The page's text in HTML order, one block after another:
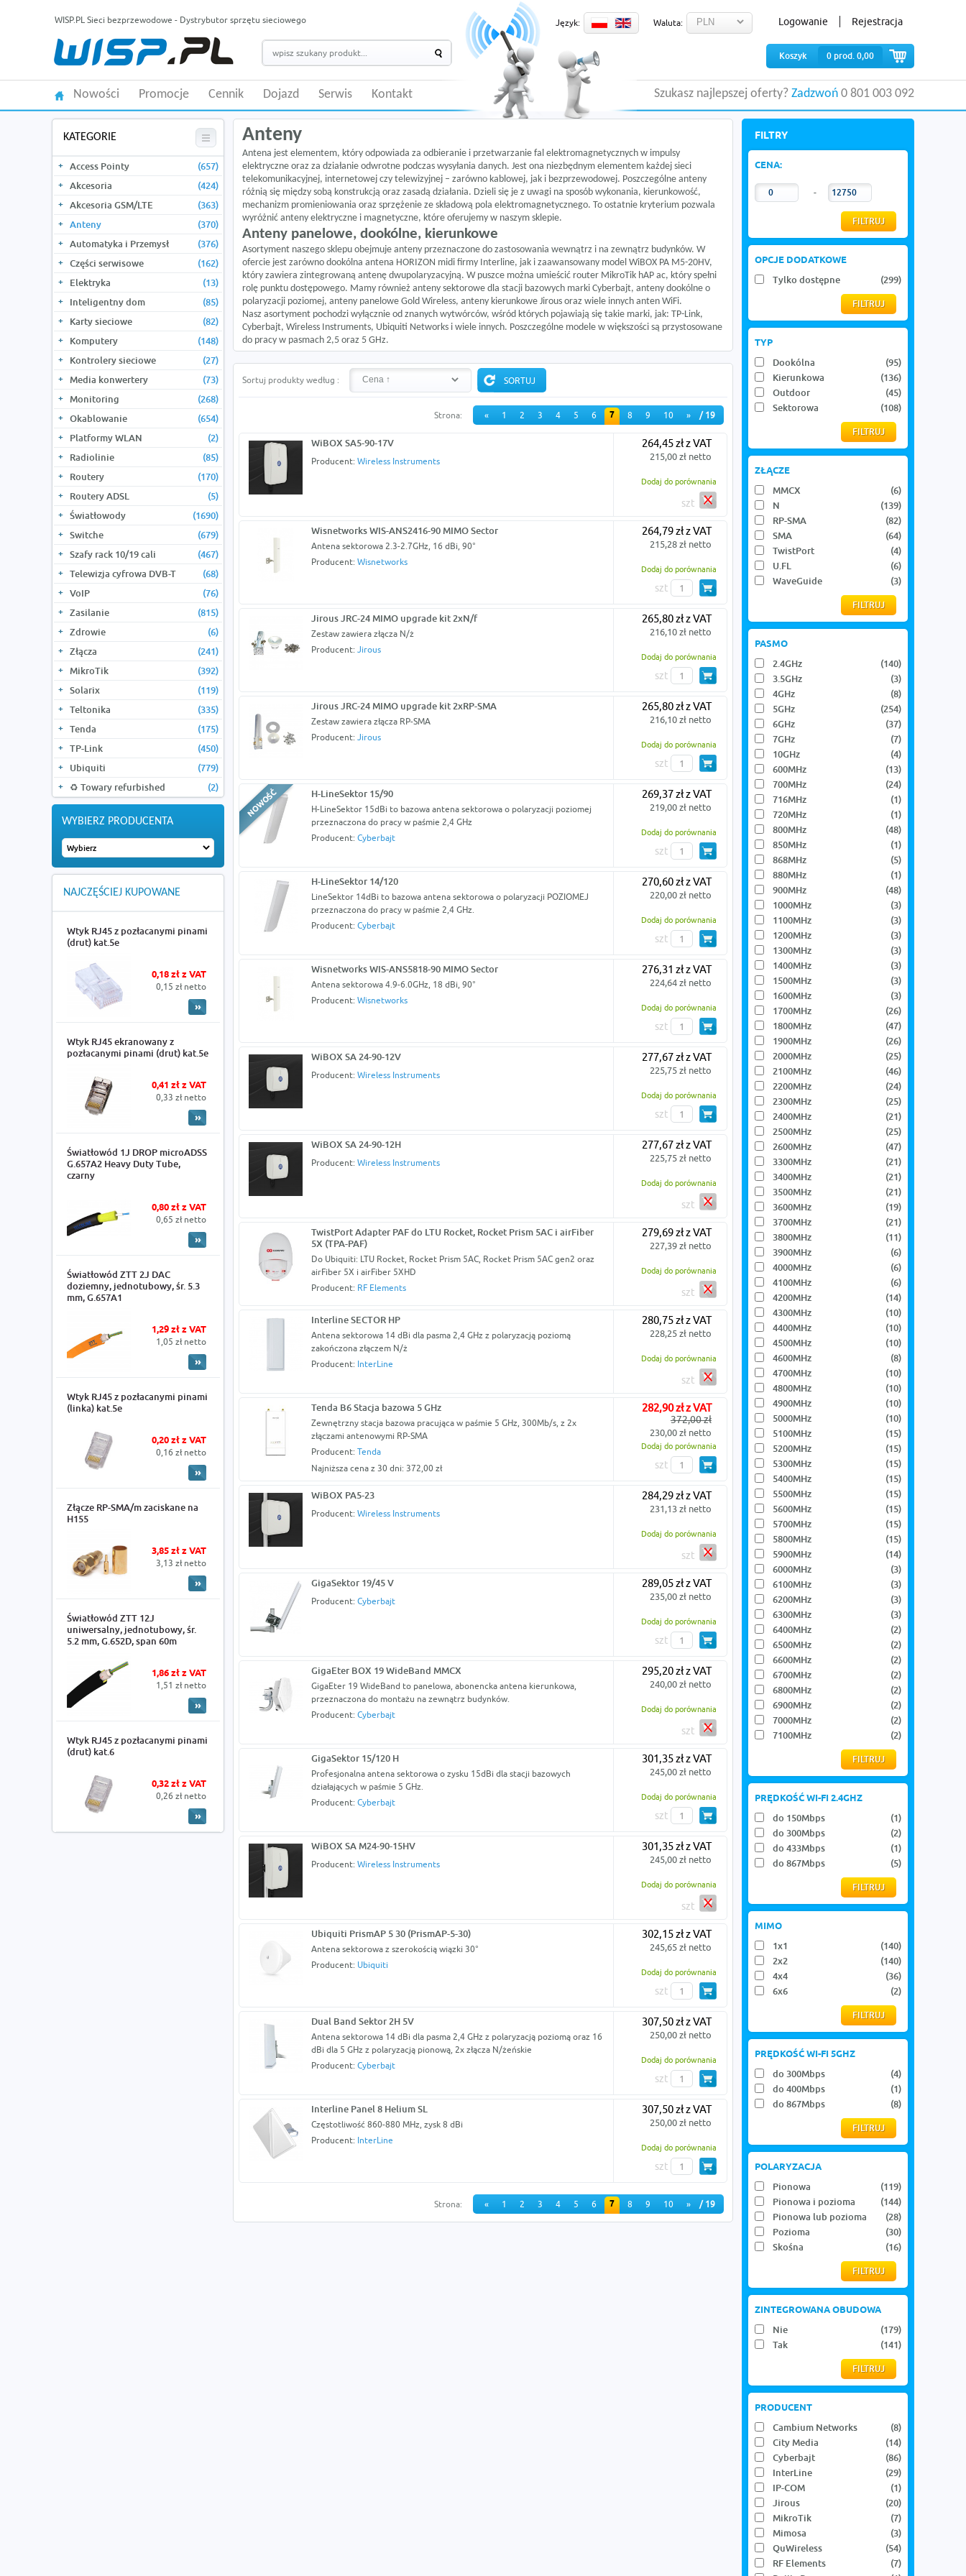
WISP.PL Sieci bezprzewodowe - Dystrybutor sprzętu sieciowego Język: Waluta: Logowanie Rejestracja
Koszyk 0 prod. 0,00
Szukasz najlepszej oferty? Zadzwoń 0 801 003 092
Nowości Promocje Cennik Dojazd Serwis Kontakt
KATEGORIE
Access Pointy
(657)
Akcesoria
(424)
Akcesoria GSM/LTE
(363)
Anteny
(370)
Automatyka i Przemysł
(376)
Części serwisowe
(162)
Elektryka
(13)
Inteligentny dom
(85)
Karty sieciowe
(82)
Komputery
(148)
Kontrolery sieciowe
(27)
Media konwertery
(73)
Monitoring
(268)
Okablowanie
(654)
Platformy WLAN
(2)
Radiolinie
(85)
Routery
(170)
Routery ADSL
(5)
Światłowody
(1690)
Switche
(679)
Szafy rack 10/19 cali
(467)
Telewizja cyfrowa DVB-T
(68)
VoIP
(76)
Zasilanie
(815)
Zdrowie
(6)
Złącza
(241)
MikroTik
(392)
Solarix
(119)
Teltonika
(335)
Tenda
(175)
TP-Link
(450)
Ubiquiti
(779)
♻️ Towary refurbished
(2)
WYBIERZ PRODUCENTA
NAJCZĘŚCIEJ KUPOWANE
Wtyk RJ45 z pozłacanymi pinami
(drut) kat.5e
0,18 zł z VAT
0,15 zł netto
Wtyk RJ45 ekranowany z
pozłacanymi pinami (drut) kat.5e
0,41 zł z VAT
0,33 zł netto
Światłowód 1J DROP microADSS
G.657A2 Heavy Duty Tube,
czarny
0,80 zł z VAT
0,65 zł netto
Światłowód ZTT 2J DAC
doziemny, jednotubowy, śr. 5.3
mm, G.657A1
1,29 zł z VAT
1,05 zł netto
Wtyk RJ45 z pozłacanymi pinami
(linka) kat.5e
0,20 zł z VAT
0,16 zł netto
Złącze RP-SMA/m zaciskane na
H155
3,85 zł z VAT
3,13 zł netto
Światłowód ZTT 12J
uniwersalny, jednotubowy, śr.
5.2 mm, G.652D, span 60m
1,86 zł z VAT
1,51 zł netto
Wtyk RJ45 z pozłacanymi pinami
(drut) kat.6
0,32 zł z VAT
0,26 zł netto
Anteny
Antena jest elementem, który odpowiada za odbieranie i przetwarzanie fal elektromagnetycznych w impulsy
elektryczne oraz za działanie odwrotne podczas wysyłania danych. Jest ona niezbędnym elementem każdej sieci
telekomunikacyjnej, internetowej czy telewizyjnej – zarówno kablowej, jak i bezprzewodowej. Poszczególne anteny
różnią się między sobą konstrukcją oraz zasadą działania. Dzieli się je z uwagi na sposób wykonania, kierunkowość,
mechanizm promieniowania oraz sprzężenie ze składową pola elektromagnetycznego. To ostatnie kryterium pozwala
wyróżnić anteny elektryczne i magnetyczne, które oferujemy w naszym sklepie.
Anteny panelowe, dookólne, kierunkowe
Asortyment naszego sklepu obejmuje anteny przeznaczone do zastosowania wewnątrz i na zewnątrz budynków. W
ofercie jest zarówno dookólna antena HORIZON midi firmy Interline, jak i zaawansowany model WiBOX PA M5-20HV,
który zawiera zintegrowaną antenę dwupolaryzacyjną. W puszce można umieścić router MikroTik hAP ac, który spełni
rolę punktu dostępowego. Mamy również anteny sektorowe dla stacji bazowych marki Cyberbajt, anteny dookólne o
polaryzacji poziomej, anteny panelowe Gold Wireless, anteny kierunkowe Jirous oraz wiele innych anten WiFi.
Nasz asortyment pochodzi wyłącznie od znanych wytwórców, wśród których pojawiają się takie marki, jak: TP-Link,
Cyberbajt, Wireless Instruments, Ubiquiti Networks i wiele innych. Poszczególne modele w większości są przystosowane
do pracy w pasmach 2,5 oraz 5 GHz.
Sortuj produkty według :
Strona: « 1 2 3 4 5 6 7 8 9 10 » / 19
WiBOX SA5-90-17V
Producent: Wireless Instruments
264,45 zł z VAT
215,00 zł netto
Dodaj do porównania
szt
Wisnetworks WIS-ANS2416-90 MIMO Sector
Antena sektorowa 2.3-2.7GHz, 16 dBi, 90°
Producent: Wisnetworks
264,79 zł z VAT
215,28 zł netto
Dodaj do porównania
szt
Jirous JRC-24 MIMO upgrade kit 2xN/f
Zestaw zawiera złącza N/ż
Producent: Jirous
265,80 zł z VAT
216,10 zł netto
Dodaj do porównania
szt
Jirous JRC-24 MIMO upgrade kit 2xRP-SMA
Zestaw zawiera złącza RP-SMA
Producent: Jirous
265,80 zł z VAT
216,10 zł netto
Dodaj do porównania
szt
H-LineSektor 15/90
H-LineSektor 15dBi to bazowa antena sektorowa o polaryzacji poziomej
przeznaczona do pracy w paśmie 2,4 GHz
Producent: Cyberbajt
269,37 zł z VAT
219,00 zł netto
Dodaj do porównania
szt
H-LineSektor 14/120
LineSektor 14dBi to bazowa antena sektorowa o polaryzacji POZIOMEJ
przeznaczona do pracy w paśmie 2,4 GHz.
Producent: Cyberbajt
270,60 zł z VAT
220,00 zł netto
Dodaj do porównania
szt
Wisnetworks WIS-ANS5818-90 MIMO Sector
Antena sektorowa 4.9-6.0GHz, 18 dBi, 90°
Producent: Wisnetworks
276,31 zł z VAT
224,64 zł netto
Dodaj do porównania
szt
WiBOX SA 24-90-12V
Producent: Wireless Instruments
277,67 zł z VAT
225,75 zł netto
Dodaj do porównania
szt
WiBOX SA 24-90-12H
Producent: Wireless Instruments
277,67 zł z VAT
225,75 zł netto
Dodaj do porównania
szt
TwistPort Adapter PAF do LTU Rocket, Rocket Prism 5AC i airFiber
5X (TPA-PAF)
Do Ubiquiti: LTU Rocket, Rocket Prism 5AC, Rocket Prism 5AC gen2 oraz
airFiber 5X i airFiber 5XHD
Producent: RF Elements
279,69 zł z VAT
227,39 zł netto
Dodaj do porównania
szt
Interline SECTOR HP
Antena sektorowa 14 dBi dla pasma 2,4 GHz z polaryzacją poziomą
zakończona złączem N/ż
Producent: InterLine
280,75 zł z VAT
228,25 zł netto
Dodaj do porównania
szt
Tenda B6 Stacja bazowa 5 GHz
Zewnętrzny stacja bazowa pracująca w paśmie 5 GHz, 300Mb/s, z 2x
złączami antenowymi RP-SMA
Producent: Tenda
Najniższa cena z 30 dni: 372,00 zł
282,90 zł z VAT
372,00 zł
230,00 zł netto
Dodaj do porównania
szt
WiBOX PA5-23
Producent: Wireless Instruments
284,29 zł z VAT
231,13 zł netto
Dodaj do porównania
szt
GigaSektor 19/45 V
Producent: Cyberbajt
289,05 zł z VAT
235,00 zł netto
Dodaj do porównania
szt
GigaEter BOX 19 WideBand MMCX
GigaEter 19 WideBand to panelowa, abonencka antena kierunkowa,
przeznaczona do montażu na zewnątrz budynków.
Producent: Cyberbajt
295,20 zł z VAT
240,00 zł netto
Dodaj do porównania
szt
GigaSektor 15/120 H
Profesjonalna antena sektorowa o zysku 15dBi dla stacji bazowych
działających w paśmie 5 GHz.
Producent: Cyberbajt
301,35 zł z VAT
245,00 zł netto
Dodaj do porównania
szt
WiBOX SA M24-90-15HV
Producent: Wireless Instruments
301,35 zł z VAT
245,00 zł netto
Dodaj do porównania
szt
Ubiquiti PrismAP 5 30 (PrismAP-5-30)
Antena sektorowa z szerokością wiązki 30°
Producent: Ubiquiti
302,15 zł z VAT
245,65 zł netto
Dodaj do porównania
szt
Dual Band Sektor 2H 5V
Antena sektorowa 14 dBi dla pasma 2,4 GHz z polaryzacją poziomą oraz 16
dBi dla 5 GHz z polaryzacją pionową, 2x złącza N/żeńskie
Producent: Cyberbajt
307,50 zł z VAT
250,00 zł netto
Dodaj do porównania
szt
Interline Panel 8 Helium SL
Częstotliwość 860-880 MHz, zysk 8 dBi
Producent: InterLine
307,50 zł z VAT
250,00 zł netto
Dodaj do porównania
szt
Strona: « 1 2 3 4 5 6 7 8 9 10 » / 19
FILTRY
CENA:
-
OPCJE DODATKOWE
Tylko dostępne (299)
TYP
Dookólna
(95)
Kierunkowa
(136)
Outdoor
(45)
Sektorowa
(108)
ZŁĄCZE
MMCX
(6)
N
(139)
RP-SMA
(82)
SMA
(64)
TwistPort
(4)
U.FL
(6)
WaveGuide
(3)
PASMO
2.4GHz
(140)
3.5GHz
(3)
4GHz
(8)
5GHz
(254)
6GHz
(37)
7GHz
(7)
10GHz
(4)
600MHz
(13)
700MHz
(24)
716MHz
(1)
720MHz
(1)
800MHz
(48)
850MHz
(1)
868MHz
(5)
880MHz
(1)
900MHz
(48)
1000MHz
(3)
1100MHz
(3)
1200MHz
(3)
1300MHz
(3)
1400MHz
(3)
1500MHz
(3)
1600MHz
(3)
1700MHz
(26)
1800MHz
(47)
1900MHz
(26)
2000MHz
(25)
2100MHz
(46)
2200MHz
(24)
2300MHz
(25)
2400MHz
(21)
2500MHz
(25)
2600MHz
(47)
3300MHz
(21)
3400MHz
(21)
3500MHz
(21)
3600MHz
(19)
3700MHz
(21)
3800MHz
(11)
3900MHz
(6)
4000MHz
(6)
4100MHz
(6)
4200MHz
(14)
4300MHz
(10)
4400MHz
(10)
4500MHz
(10)
4600MHz
(8)
4700MHz
(10)
4800MHz
(10)
4900MHz
(10)
5000MHz
(10)
5100MHz
(15)
5200MHz
(15)
5300MHz
(15)
5400MHz
(15)
5500MHz
(15)
5600MHz
(15)
5700MHz
(15)
5800MHz
(15)
5900MHz
(14)
6000MHz
(3)
6100MHz
(3)
6200MHz
(3)
6300MHz
(3)
6400MHz
(2)
6500MHz
(2)
6600MHz
(2)
6700MHz
(2)
6800MHz
(2)
6900MHz
(2)
7000MHz
(2)
7100MHz
(2)
PRĘDKOŚĆ WI-FI 2.4GHZ
do 150Mbps
(1)
do 300Mbps
(2)
do 433Mbps
(1)
do 867Mbps
(5)
MIMO
1x1
(140)
2x2
(140)
4x4
(36)
6x6
(2)
PRĘDKOŚĆ WI-FI 5GHZ
do 300Mbps
(4)
do 400Mbps
(1)
do 867Mbps
(8)
POLARYZACJA
Pionowa
(119)
Pionowa i pozioma
(144)
Pionowa lub pozioma
(28)
Pozioma
(30)
Skośna
(16)
ZINTEGROWANA OBUDOWA
Nie
(179)
Tak
(141)
PRODUCENT
Cambium Networks
(8)
City Media
(14)
Cyberbajt
(86)
InterLine
(29)
IP-COM
(1)
Jirous
(20)
MikroTik
(7)
Mimosa
(3)
QuWireless
(54)
RF Elements
(7)